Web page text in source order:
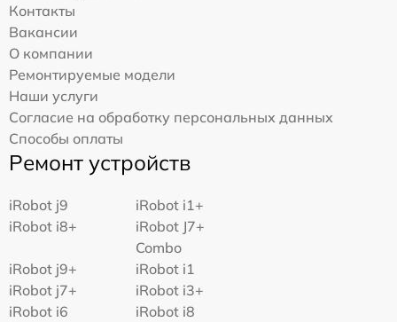
Контакты
Вакансии
О компании
Ремонтируемые модели
Наши услуги
Согласие на обработку персональных данных
Способы оплаты
Ремонт устройств
iRobot j9
iRobot i1+
iRobot i8+
iRobot J7+
Combo
iRobot j9+
iRobot i1
iRobot j7+
iRobot i3+
iRobot i6
iRobot i8